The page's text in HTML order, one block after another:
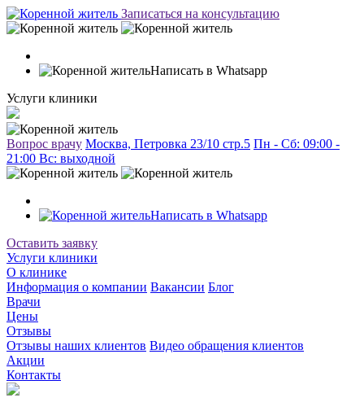
Записаться на консультацию
Написать в Whatsapp
Услуги клиники
Вопрос врачу Москва, Петровка 23/10 стр.5 Пн - Сб: 09:00 -
21:00 Вc: выходной
Написать в Whatsapp
Оставить заявку
Услуги клиники
О клинике
Информация о компании Вакансии Блог
Врачи
Цены
Отзывы
Отзывы наших клиентов Видео обращения клиентов
Акции
Контакты